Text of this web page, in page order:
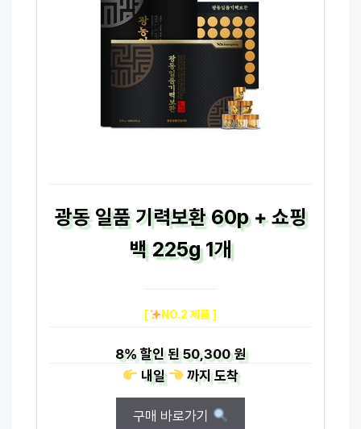
광동 일품 기력보환 60p + 쇼핑
백 225g 1개
[ NO.2 제품 ]
8%할인 된50,300 원
내일
까지도착
구매 바로가기